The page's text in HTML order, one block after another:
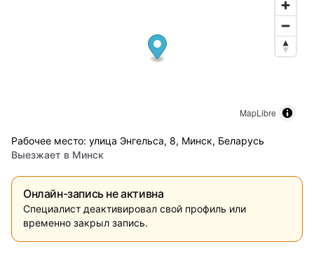
MapLibre
Рабочее место: улица Энгельса, 8, Минск, Беларусь
Выезжает в Минск
Онлайн-запись не активна
Специалист деактивировал свой профиль или
временно закрыл запись.